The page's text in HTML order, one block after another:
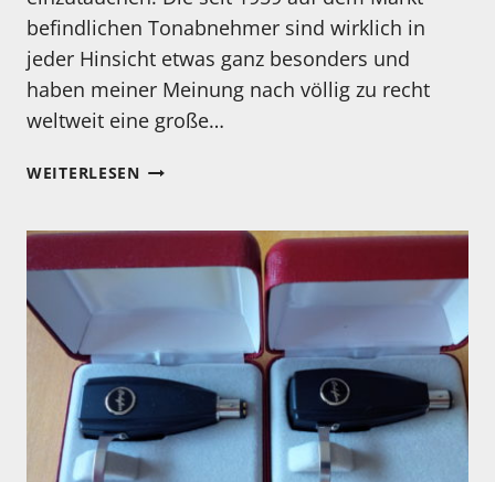
befindlichen Tonabnehmer sind wirklich in
jeder Hinsicht etwas ganz besonders und
haben meiner Meinung nach völlig zu recht
weltweit eine große…
WEITERLESENSPU
TONABNEHMER
NEUES
VIDEO
ONLINE!